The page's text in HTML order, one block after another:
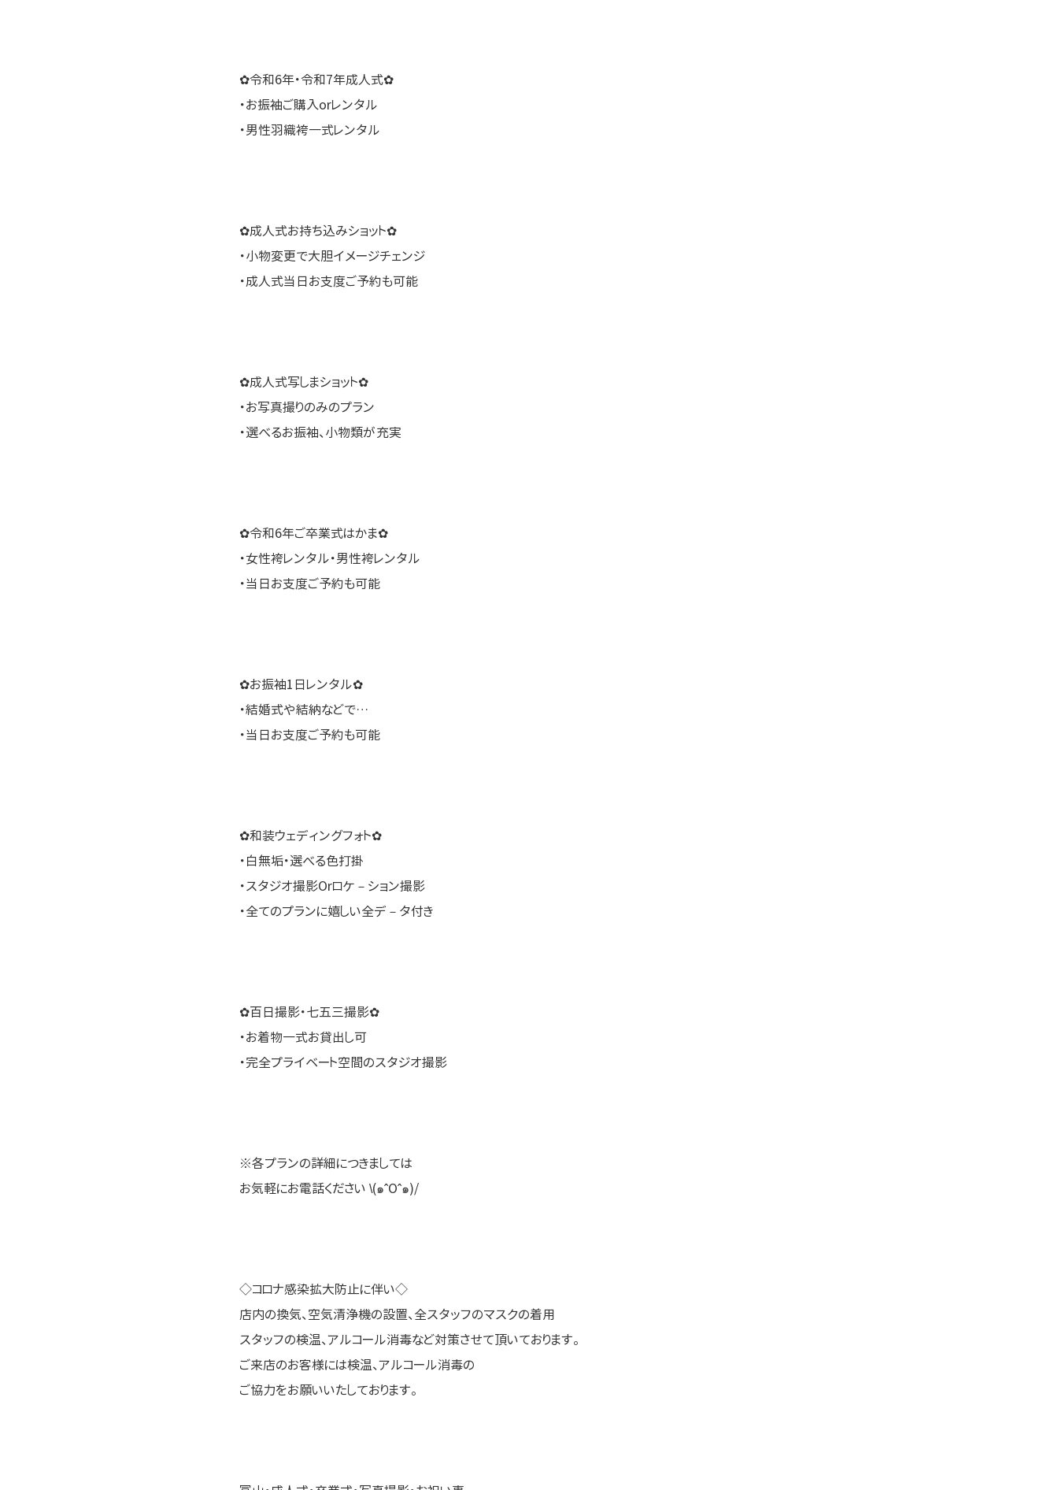
✿令和6年・令和7年成人式✿
・お振袖ご購入orレンタル
・男性羽織袴一式レンタル
✿成人式お持ち込みショット✿
・小物変更で大胆イメージチェンジ
・成人式当日お支度ご予約も可能
✿成人式写しまショット✿
・お写真撮りのみのプラン
・選べるお振袖、小物類が充実
✿令和6年ご卒業式はかま✿
・女性袴レンタル・男性袴レンタル
・当日お支度ご予約も可能
✿お振袖1日レンタル✿
・結婚式や結納などで…
・当日お支度ご予約も可能
✿和装ウェディングフォト✿
・白無垢・選べる色打掛
・スタジオ撮影Orロケ－ション撮影
・全てのプランに嬉しい全デ－タ付き
✿百日撮影・七五三撮影✿
・お着物一式お貸出し可
・完全プライベート空間のスタジオ撮影
※各プランの詳細につきましては
お気軽にお電話ください \(๑ˆOˆ๑)/
◇コロナ感染拡大防止に伴い◇
店内の換気、空気清浄機の設置、全スタッフのマスクの着用
スタッフの検温、アルコール消毒など対策させて頂いております。
ご来店のお客様には検温、アルコール消毒の
ご協力をお願いいたしております。